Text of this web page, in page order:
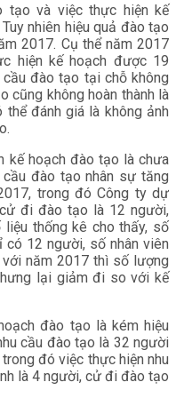
tạo và việc thực hiện kế
nhiên hiệu quả đào tạo
2017. Cụ thể năm 2017
hiện kế hoạch được 19
đào tạo tại chỗ không
cũng không hoàn thành là
đánh giá là không ảnh
kế hoạch đào tạo là chưa
đào tạo nhân sự tăng
trong đó Công ty dự
đi đào tạo là 12 người,
thống kê cho thấy, số
12 người, số nhân viên
năm 2017 thì số lượng
lại giảm đi so với kế
đào tạo là kém hiệu
cầu đào tạo là 32 người
đó việc thực hiện nhu
là 4 người, cử đi đào tạo